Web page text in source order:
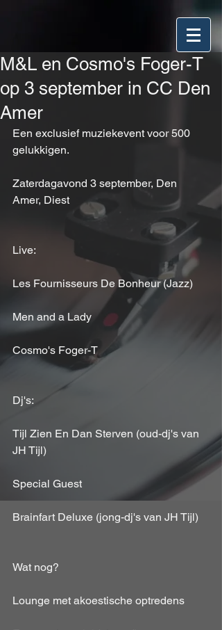
M&L en Cosmo's Foger-T
op 3 september in CC Den
Amer
Een exclusief muziekevent voor 500
gelukkigen.
Zaterdagavond 3 september, Den
Amer, Diest
Live:
Les Fournisseurs De Bonheur (Jazz)
Men and a Lady
Cosmo's Foger-T
Dj's:
Tijl Zien En Dan Sterven (oud-dj's van
JH Tijl)
Special Guest
Brainfart Deluxe (jong-dj's van JH Tijl)
Wat nog?
Lounge met akoestische optredens